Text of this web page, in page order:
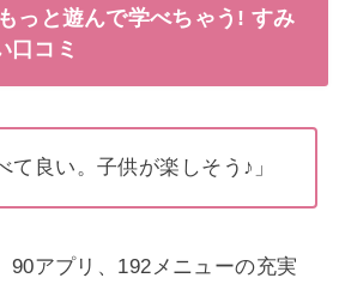
っと遊んで学べちゃう! すみ
口コミ
て良い。子供が楽しそう♪」
90アプリ、192メニューの充実